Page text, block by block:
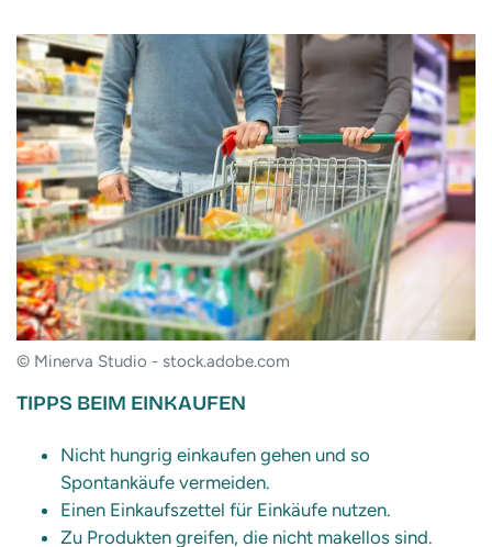
© Minerva Studio - stock.adobe.com
TIPPS BEIM EINKAUFEN
Nicht hungrig einkaufen gehen und so
Spontankäufe vermeiden.
Einen Einkaufszettel für Einkäufe nutzen.
Zu Produkten greifen, die nicht makellos sind.